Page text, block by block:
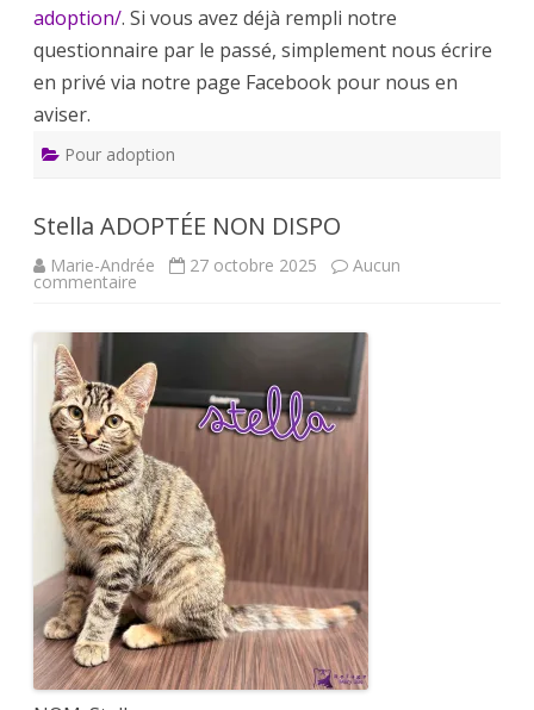
adoption/. Si vous avez déjà rempli notre
questionnaire par le passé, simplement nous écrire
en privé via notre page Facebook pour nous en
aviser.
Pour adoption
Stella ADOPTÉE NON DISPO
Marie-Andrée 27 octobre 2025 Aucun
commentaire
NON